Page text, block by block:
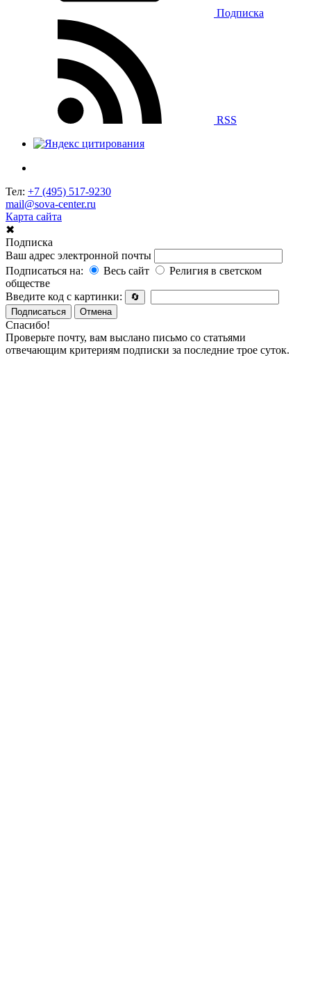
Подписка
RSS
Тел: +7 (495) 517-9230
mail@sova-center.ru
Карта сайта
✖
Подписка
Ваш адрес электронной почты
Подписаться на:
Весь сайт
Религия в светском
обществе
Введите код с картинки:
🔄
Подписаться
Отмена
Спасибо!
Проверьте почту, вам выслано письмо со статьями
отвечающим критериям подписки за последние трое суток.